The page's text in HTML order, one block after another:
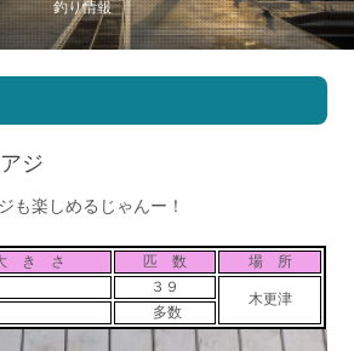
釣り情報
ボート販売
Blog
会社概要
Company
ジ
も楽しめるじゃんー！
き さ 匹 数
場 所
３９
木更津
多数